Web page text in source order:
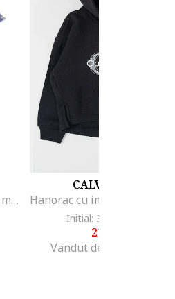
Set de palarie si salopeta cu model, Albastru prafuit
CALVIN KLEIN
Initial: 373
219
Vandut de Fashion Days